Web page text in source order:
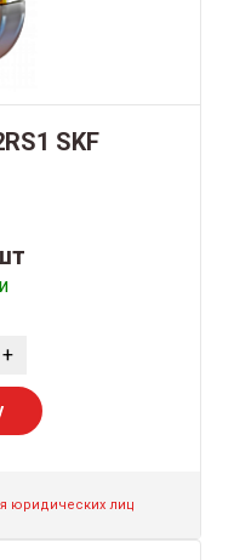
SKF
+
юридических лиц